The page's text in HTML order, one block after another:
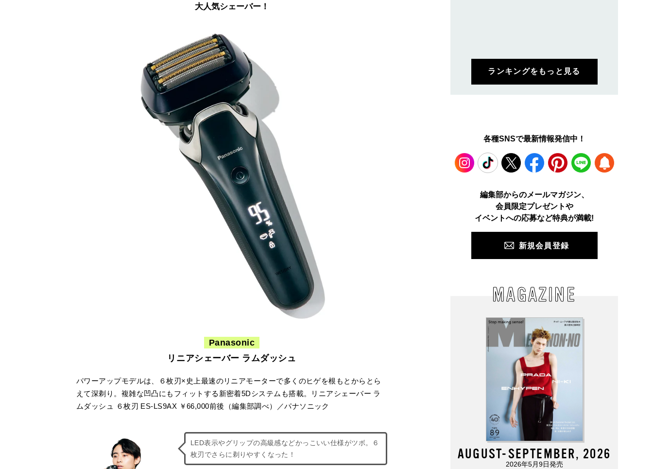
大人気シェーバー！
Panasonic
リニアシェーバー ラムダッシュ
パワーアップモデルは、６枚刃×史上最速のリニアモーターで多くのヒゲを根もとからとら
えて深剃り。複雑な凹凸にもフィットする新密着5Dシステムも搭載。リニアシェーバー ラ
ムダッシュ ６枚刃 ES-LS9AX ￥66,000前後（編集部調べ）／パナソニック
LED表示やグリップの高級感などかっこいい仕様がツボ。６
枚刃でさらに剃りやすくなった！
ランキングをもっと見る
各種SNSで最新情報発信中！
TikTok Facebook Pinterest LINE
編集部からのメールマガジン、
会員限定プレゼントや
イベントへの応募など特典が満載!
新規会員登録
MAGAZINE
AUGUST-SEPTEMBER, 2026
2026年5月9日発売